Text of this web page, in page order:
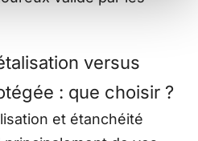
versus
: que choisir ?
et étanchéité